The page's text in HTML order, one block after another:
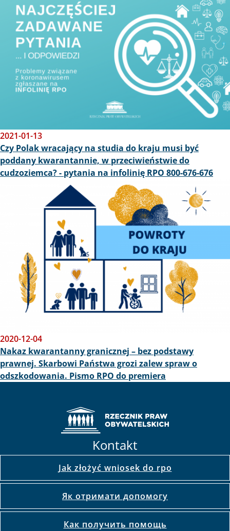
2021-01-13
Czy Polak wracający na studia do kraju musi być
poddany kwarantannie, w przeciwieństwie do
cudzoziemca? - pytania na infolinię RPO 800-676-676
2020-12-04
Nakaz kwarantanny granicznej – bez podstawy
prawnej. Skarbowi Państwa grozi zalew spraw o
odszkodowania. Pismo RPO do premiera
Kontakt
Jak złożyć wniosek do rpo
Як отримати допомогу
Как получить помощь